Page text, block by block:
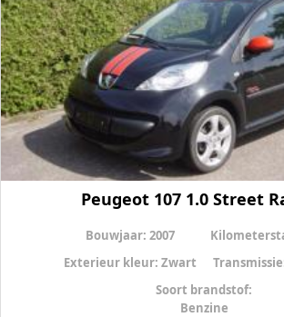
Peugeot 107 1.0 Street
Bouwjaar: 2007
Exterieur kleur: Zwart
Soort brandstof:
Benzine